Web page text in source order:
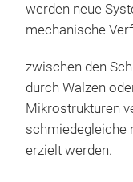
werden neue
mechanische
zwischen den
durch Walzen
Mikrostrukturen
schmiedegleiche
erzielt werden.